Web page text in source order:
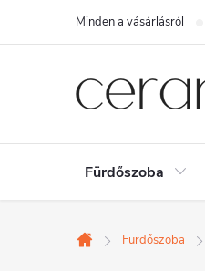
tartalomhoz
Minden a vásárlásról
Fürdőszoba
Kezdőlap
Fürdőszoba